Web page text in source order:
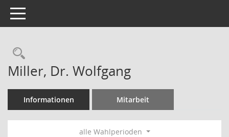
Toggle navigation
Rechercheauswahl
Miller, Dr. Wolfgang
Informationen Mitarbeit
alle Wahlperioden